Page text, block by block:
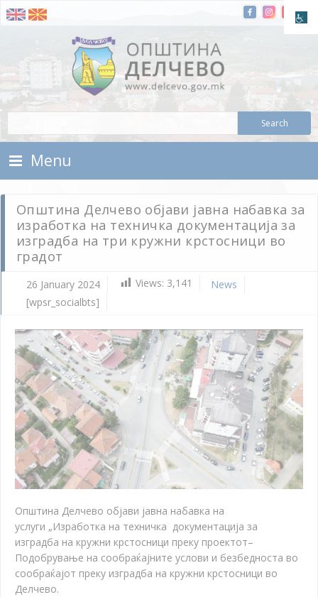
Skip To Content
Municipality of Delchevo
Menu
Општина Делчево објави јавна набавка за
изработка на техничка документација за
изградба на три кружни крстосници во
градот
26 January 2024 Views: 3,141
News
[wpsr_socialbts]
Општина Делчево објави јавна набавка на
услуги „Изработка на техничка документација за
изградба на кружни крстосници преку проектот–
Подобрување на сообраќајните услови и безбедноста во
сообраќајот преку изградба на кружни крстосници во
Делчево.